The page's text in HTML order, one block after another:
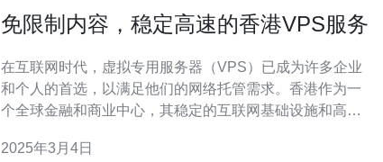
免限制内容，稳定高速的香港VPS服务
在互联网时代，虚拟专用服务器（VPS）已成为许多企业
和个人的首选，以满足他们的网络托管需求。香港作为一
个全球金融和商业中心，其稳定的互联网基础设施和高速
本文中，我们将介绍一家提供免限制内容、稳定高速的香
2025年3月4日